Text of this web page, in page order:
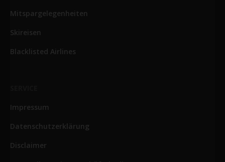
Mitspargelegenheiten
Skireisen
Blacklisted Airlines
Impressum
Datenschutzerklärung
Disclaimer